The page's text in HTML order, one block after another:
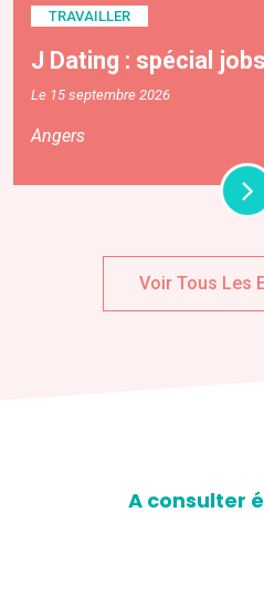
TRAVAILLER
J Dating : spécial
Le 15 septembre 2026
Angers
Voir Tous Les
A consulter